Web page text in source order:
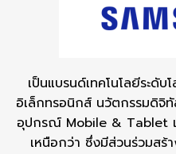
เป็นแบรนด์เทคโนโลยีระดั
อิเล็กทรอนิกส์ นวัตกรรมดิจิ
อุปกรณ์ Mobile & Tablet
เหนือกว่า ซึ่งมีส่วนร่วมสร้